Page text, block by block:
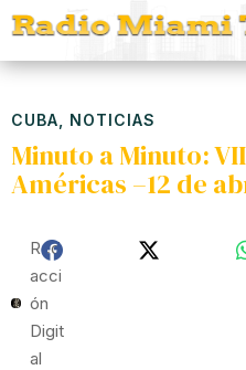
CUBA NOTICIAS
Minuto a Minuto:
Américas –12 de
Red
Acci
Ón
Digit
Al